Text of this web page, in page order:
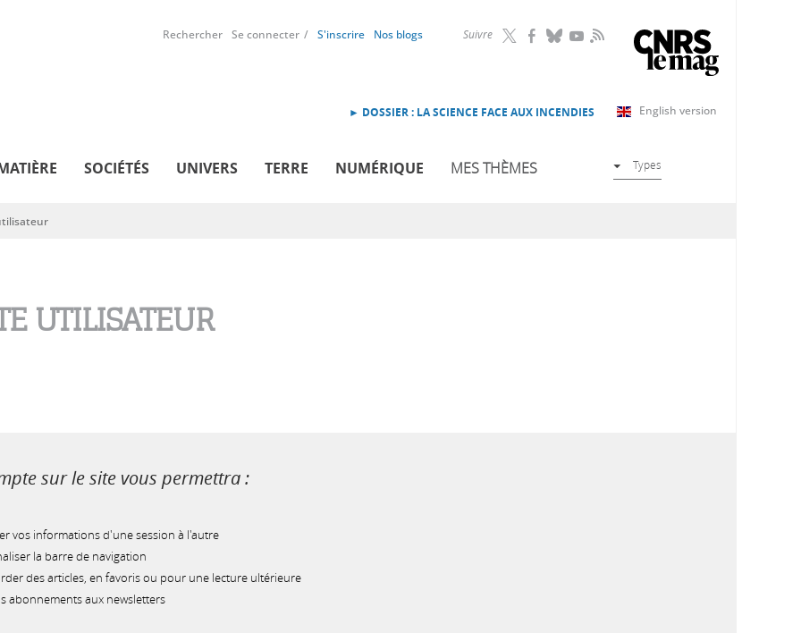
Suivre RSS
Rechercher Se connecter S'inscrire Nos blogs
English version
► DOSSIER : LA SCIENCE FACE AUX INCENDIES
SOCIÉTÉS UNIVERS TERRE NUMÉRIQUE MES THÈMES Types
UTILISATEUR
sur le site vous permettra :
vos informations d'une session à l'autre
la barre de navigation
des articles, en favoris ou pour une lecture ultérieure
abonnements aux newsletters